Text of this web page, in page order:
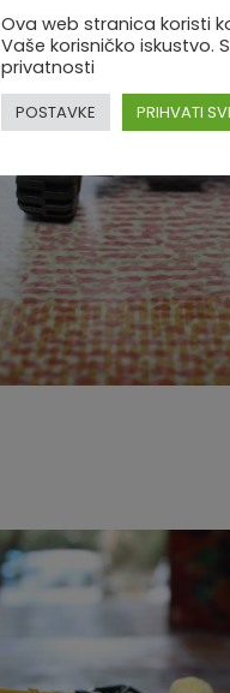
Ova web stranica koristi
Vaše korisničko iskustvo.
privatnosti
POSTAVKE PRIHVATI